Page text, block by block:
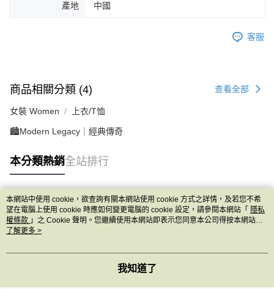
產地 中國
客服
商品相關分類 (4) 查看全部
女裝 Women 上衣/T恤
🏙️Modern Legacy｜經典傳奇
本分類熱銷全站排行
熱門標籤
本網站中使用 cookie，欲查詢有關本網站使用 cookie 方式之詳情，及若您不希
望在電腦上使用 cookie 時應如何變更電腦的 cookie 設定，請參閱本網站「 隱私
權條款 」之 Cookie 聲明。您繼續使用本網站即表示您同意本公司得按本網站使
用條款之 Cookie 聲明使用 cookie。
了解更多 >
我知道了